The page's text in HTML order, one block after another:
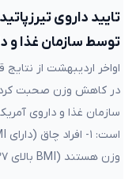
توسط سازمان غذا و
در کاهش وزن صحبت
سازمان غذا و داروی
وزن هستند (BMI بالای ۲۷) و یکی از […]